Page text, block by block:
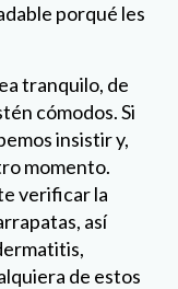
porqué les
tranquilo, de
cómodos. Si
insistir y,
momento.
verificar la
así
de estos